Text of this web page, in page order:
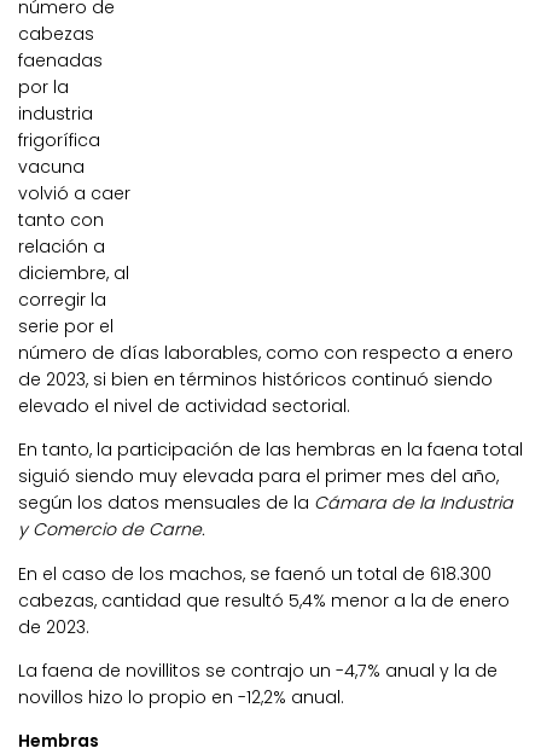
número de
cabezas
faenadas
por la
industria
frigorífica
vacuna
volvió a caer
tanto con
relación a
diciembre, al
corregir la
serie por el
número de días laborables, como con respecto a enero
de 2023, si bien en términos históricos continuó siendo
elevado el nivel de actividad sectorial.
En tanto, la participación de las hembras en la faena total
siguió siendo muy elevada para el primer mes del año,
según los datos mensuales de la Cámara de la Industria
y Comercio de Carne.
En el caso de los machos, se faenó un total de 618.300
cabezas, cantidad que resultó 5,4% menor a la de enero
de 2023.
La faena de novillitos se contrajo un -4,7% anual y la de
novillos hizo lo propio en -12,2% anual.
Hembras